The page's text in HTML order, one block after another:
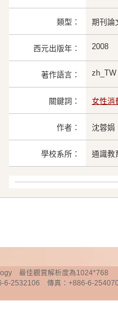
類型： 期刊論
西元出版年： 2008
著作語言： zh_TW
關鍵詞： 女性消
作者： 沈蓉娟
學校系所： 通識教
最佳觀賞解析度為1024*768
6-2532106 傳真：+886-6-